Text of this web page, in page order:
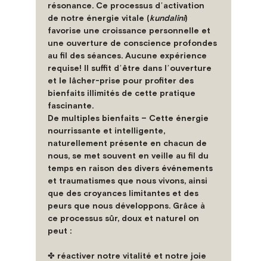
résonance. Ce processus dʼactivation
de notre énergie vitale (kundalini)
favorise une croissance personnelle et
une ouverture de conscience profondes
au fil des séances. Aucune expérience
requise! Il suffit dʼêtre dans lʼouverture
et le lâcher-prise pour profiter des
bienfaits illimités de cette pratique
fascinante.
De multiples bienfaits – Cette énergie
nourrissante et intelligente,
naturellement présente en chacun de
nous, se met souvent en veille au fil du
temps en raison des divers événements
et traumatismes que nous vivons, ainsi
que des croyances limitantes et des
peurs que nous développons. Grâce à
ce processus sûr, doux et naturel on
peut :
✤ réactiver notre vitalité et notre joie